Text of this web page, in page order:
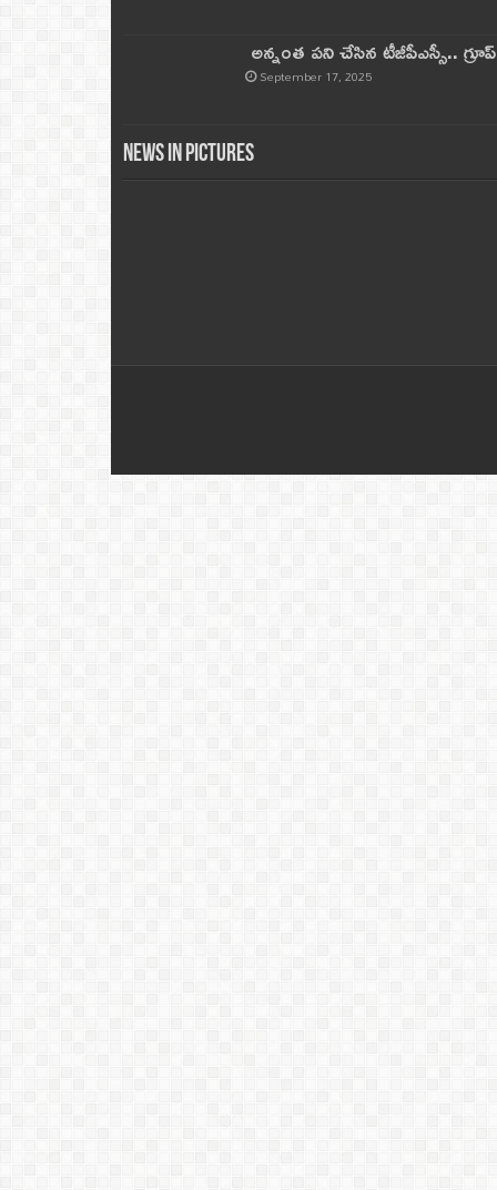
అన్నంత పని చేసిన టీజీపీఎస్సీ..
September 17, 2025
News in Pictures